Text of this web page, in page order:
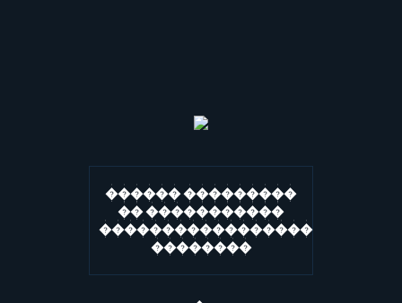
������ ���������
�� �����������
�����������������
��������